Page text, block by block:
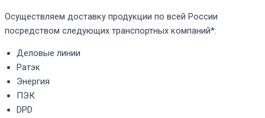
Осуществляем доставку продукции по всей России
посредством следующих транспортных компаний*:
Деловые линии
Ратэк
Энергия
ПЭК
DPD